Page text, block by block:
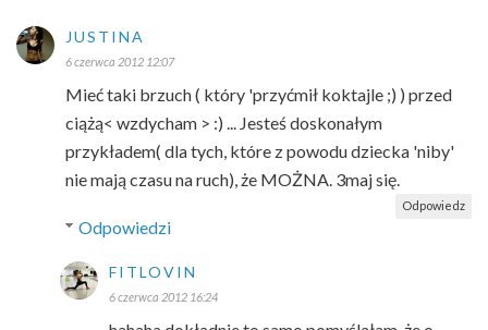
JUSTINA
6 czerwca 2012 12:07
Mieć taki brzuch ( który 'przyćmił koktajle ;) ) przed
ciążą< wzdycham > :) ... Jesteś doskonałym
przykładem( dla tych, które z powodu dziecka 'niby'
nie mają czasu na ruch), że MOŻNA. 3maj się.
Odpowiedz
Odpowiedzi
FITLOVIN
6 czerwca 2012 16:24